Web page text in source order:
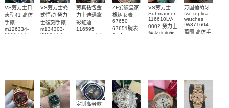
VS劳力士日
志型41 高仿
手錶
m126334-
0002 Rolex
VS劳力士蚝
式恒动 勞力
士復刻手錶
m134303-
0001 Rolex
劳真钻包金
力士迪通拿
彩虹迪
116595
ZF爱彼皇家
橡树女表
67650
67651腕表
Audemars
VS劳力士
Submariner
116610LV-
0002 勞力士
綠水鬼高仿
万国葡萄牙
Iwc replica
watches
IW371604
萬國 高仿手
定制高奢款